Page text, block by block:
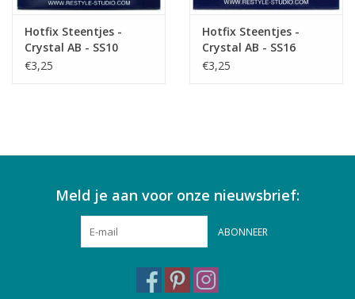
Hotfix Steentjes -
Crystal AB - SS10
€3,25
Hotfix Steentjes -
Crystal AB - SS16
€3,25
Meld je aan voor onze nieuwsbrief:
ABONNEER